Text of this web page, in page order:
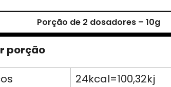
Porção de 2 dosadores – 10g
porção
24kcal=100,32kj